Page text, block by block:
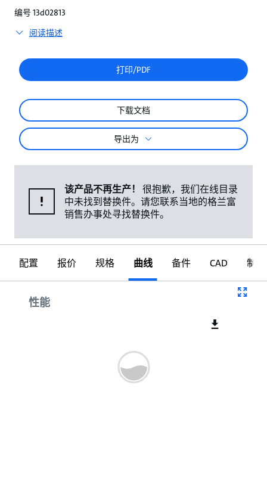
编号 13d02813
阅读描述
打印/PDF
下载文档
导出为
该产品不再生产！
很抱歉，我们在线目录
中未找到替换件。请您联系当地的格兰富
销售办事处寻找替换件。
配置 报价 规格 曲线 备件 CAD 制图
性能